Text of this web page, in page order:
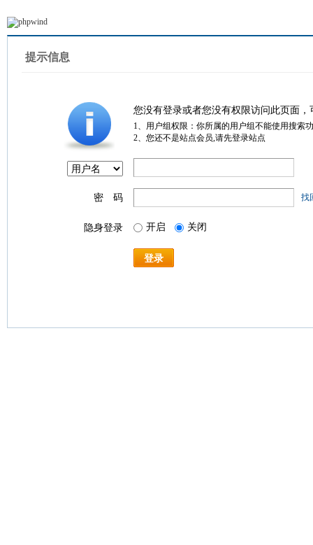
提示信息
您没有登录或者您没有权限访问此页面
1、用户组权限：你所属的用户组不能使用搜索
2、您还不是站点会员,请先登录站点
密 码 找
隐身登录 开启 关闭
登录